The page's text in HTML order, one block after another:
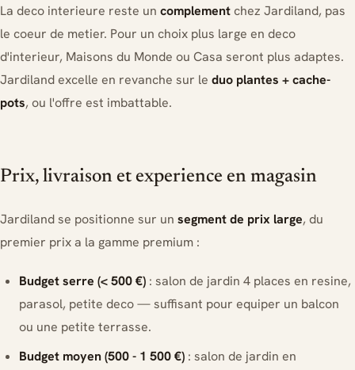
La deco interieure reste un complementchez Jardiland, pas
le coeur de metier. Pour un choix plus large en deco
d'interieur, Maisons du Monde ou Casa seront plus adaptes.
Jardiland excelle en revanche sur le duo plantes + cache-
pots, ou l'offre est imbattable.
Prix, livraison et experience en magasin
Jardiland se positionne sur un segment de prix large, du
premier prix a la gamme premium :
Budget serre (< 500 €) : salon de jardin 4 places en resine,
parasol, petite deco — suffisant pour equiper un balcon
ou une petite terrasse.
Budget moyen (500 - 1 500 €) : salon de jardin en